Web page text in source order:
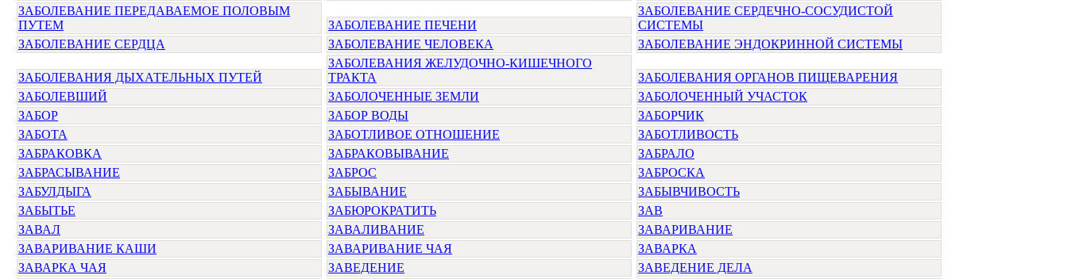
ЗАБОЛЕВАНИЕ ПЕРЕДАВАЕМОЕ ПОЛОВЫМ
ПУТЕМ
ЗАБОЛЕВАНИЕ ПЕЧЕНИ
ЗАБОЛЕВАНИЕ СЕРДЕЧНО-СОСУДИСТОЙ
СИСТЕМЫ
ЗАБОЛЕВАНИЕ СЕРДЦА
ЗАБОЛЕВАНИЕ ЧЕЛОВЕКА ЗАБОЛЕВАНИЕ ЭНДОКРИННОЙ СИСТЕМЫ
ЗАБОЛЕВАНИЯ ДЫХАТЕЛЬНЫХ ПУТЕЙ
ЗАБОЛЕВАНИЯ ЖЕЛУДОЧНО-КИШЕЧНОГО
ТРАКТА
ЗАБОЛЕВАНИЯ ОРГАНОВ ПИЩЕВАРЕНИЯ
ЗАБОЛЕВШИЙ
ЗАБОЛОЧЕННЫЕ ЗЕМЛИ
ЗАБОЛОЧЕННЫЙ УЧАСТОК
ЗАБОР
ЗАБОР ВОДЫ
ЗАБОРЧИК
ЗАБОТА
ЗАБОТЛИВОЕ ОТНОШЕНИЕ
ЗАБОТЛИВОСТЬ
ЗАБРАКОВКА
ЗАБРАКОВЫВАНИЕ
ЗАБРАЛО
ЗАБРАСЫВАНИЕ
ЗАБРОС
ЗАБРОСКА
ЗАБУЛДЫГА
ЗАБЫВАНИЕ
ЗАБЫВЧИВОСТЬ
ЗАБЫТЬЕ
ЗАБЮРОКРАТИТЬ
ЗАВ
ЗАВАЛ
ЗАВАЛИВАНИЕ
ЗАВАРИВАНИЕ
ЗАВАРИВАНИЕ КАШИ
ЗАВАРИВАНИЕ ЧАЯ
ЗАВАРКА
ЗАВАРКА ЧАЯ
ЗАВЕДЕНИЕ
ЗАВЕДЕНИЕ ДЕЛА